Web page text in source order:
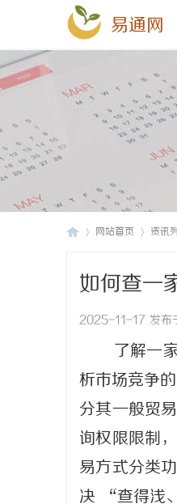
易通网
网站首页 资讯
如何查一
2025-11-17 发布
了解一
析市场竞争
分其一般贸
询权限限制
易方式分类
决 “查得浅